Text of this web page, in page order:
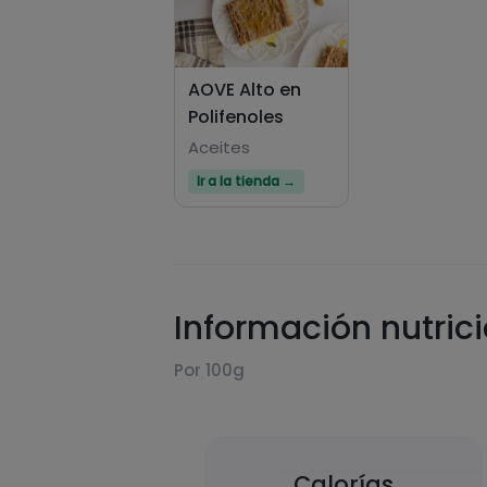
AOVE Alto en
Polifenoles
Aceites
Ir a la tienda →
Información
Por 100g